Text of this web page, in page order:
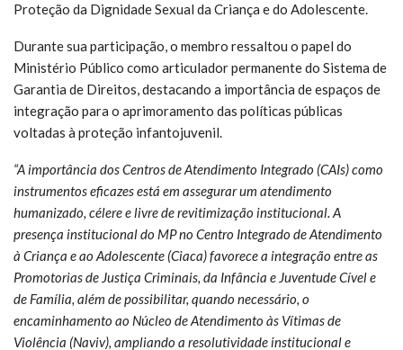
Proteção da Dignidade Sexual da Criança e do Adolescente.
Durante sua participação, o membro ressaltou o papel do
Ministério Público como articulador permanente do Sistema de
Garantia de Direitos, destacando a importância de espaços de
integração para o aprimoramento das políticas públicas
voltadas à proteção infantojuvenil.
“A importância dos Centros de Atendimento Integrado (CAIs) como
instrumentos eficazes está em assegurar um atendimento
humanizado, célere e livre de revitimização institucional. A
presença institucional do MP no Centro Integrado de Atendimento
à Criança e ao Adolescente (Ciaca) favorece a integração entre as
Promotorias de Justiça Criminais, da Infância e Juventude Cível e
de Família, além de possibilitar, quando necessário, o
encaminhamento ao Núcleo de Atendimento às Vítimas de
Violência (Naviv), ampliando a resolutividade institucional e